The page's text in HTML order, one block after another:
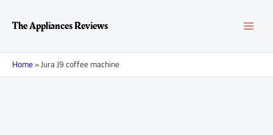
содержимому
The Appliances Reviews
Home»Jura J9 coffee machine